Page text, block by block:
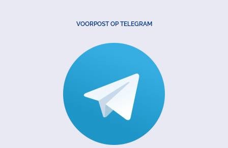
VOORPOST OP TELEGRAM